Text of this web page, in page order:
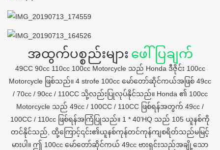
အထွက်ပစ္စည်းများ ဖေါ်ပြချက်
49CC 90cc 110cc 100cc Motorcycle သည် Honda ဒီဇိုင်း 100cc
Motorcycle ဖြစ်သည်။ 4 strofe 100cc မော်တော်ဆိုင်ကယ်အဖြစ် 49cc
/ 70cc / 90cc / 110CC သို့လည်းပြုလုပ်နိုင်သည်။ Honda ၏ 100cc
Motorcycle သည် 49cc / 100CC / 110CC ဖြစ်ရန်အတွက် 49cc /
100CC / 110cc ဖြစ်ရန်အကြံပြုသည်။ 1 * 40'HQ သည် 105 ယူနစ်ကို
တင်နိုင်သည်, ထို့ကြောင့်၎င်း၏ယူနစ်ကုန်တင်ကုန်ကျစရိတ်သည်မမြင့်
မားပါ။ ဤ 100cc မော်တော်ဆိုင်ကယ် 49cc ဗားရှင်းသည်အချို့သော